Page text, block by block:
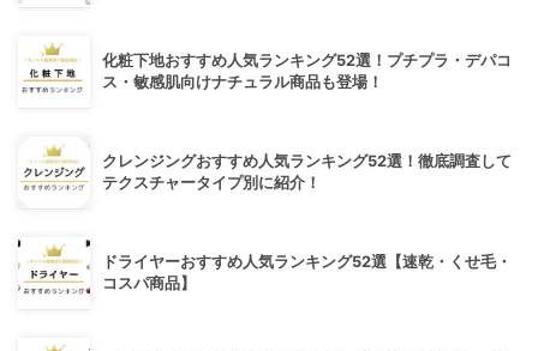
化粧下地おすすめ人気ランキング52選！プチプラ・デパコ
ス・敏感肌向けナチュラル商品も登場！
クレンジングおすすめ人気ランキング52選！徹底調査して
テクスチャータイプ別に紹介！
ドライヤーおすすめ人気ランキング52選【速乾・くせ毛・
コスパ商品】